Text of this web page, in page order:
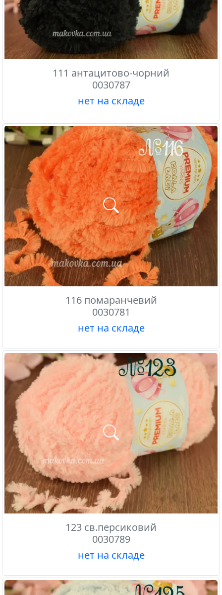
111 антацитово-чорний
0030787
нет на складе
116 помаранчевий
0030781
нет на складе
123 св.персиковий
0030789
нет на складе